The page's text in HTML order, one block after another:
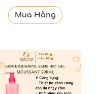
Mua Hàng